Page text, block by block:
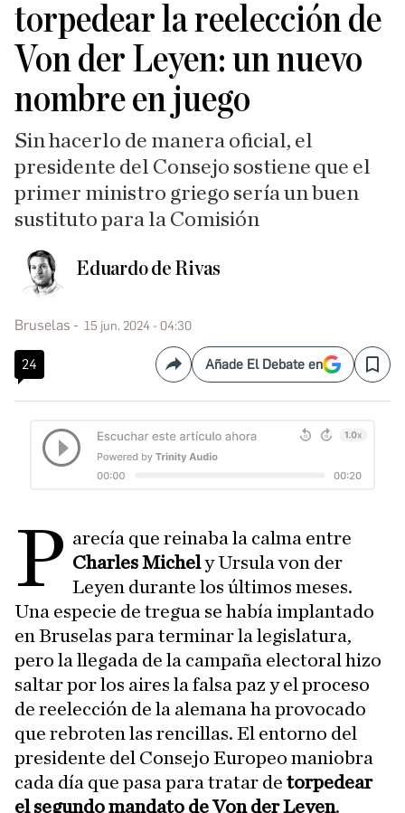
torpedear la reelección de
Von der Leyen: un nuevo
nombre en juego
Sin hacerlo de manera oficial, el
presidente del Consejo sostiene que el
primer ministro griego sería un buen
sustituto para la Comisión
Eduardo de Rivas
Bruselas 15 jun. 2024 - 04:30
24 CompartirAñade El Debate en Save
P arecía que reinaba la calma entre
Charles Michely Ursula von der
Leyen durante los últimos meses.
Una especie de tregua se había implantado
en Bruselas para terminar la legislatura,
pero la llegada de la campaña electoral hizo
saltar por los aires la falsa paz y el proceso
de reelección de la alemana ha provocado
que rebroten las rencillas. El entorno del
presidente del Consejo Europeo maniobra
cada día que pasa para tratar de torpedear
el segundo mandato de Von der Leyen.